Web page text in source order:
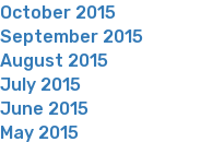
October 2015
September 2015
August 2015
July 2015
June 2015
May 2015